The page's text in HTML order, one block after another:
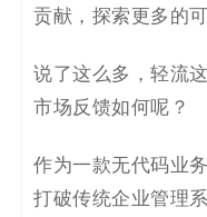
贡献，探索更多的可
说了这么多，轻流
市场反馈如何呢？
作为一款无代码业
打破传统企业管理